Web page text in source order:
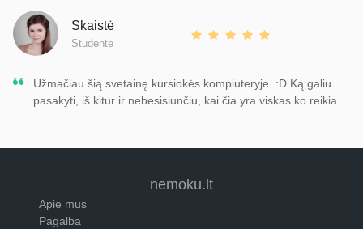
Skaistė
Studentė
Užmačiau šią svetainę kursiokės kompiuteryje. :D Ką galiu
pasakyti, iš kitur ir nebesisiunčiu, kai čia yra viskas ko reikia.
nemoku.lt
Apie mus
Pagalba